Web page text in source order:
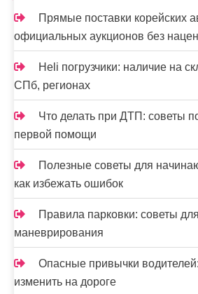
Прямые поставки корейских
официальных аукционов без
Heli погрузчики: наличие на
СПб, регионах
Что делать при ДТП: советы
первой помощи
Полезные советы для
как избежать ошибок
Правила парковки: советы
маневрирования
Опасные привычки
изменить на дороге